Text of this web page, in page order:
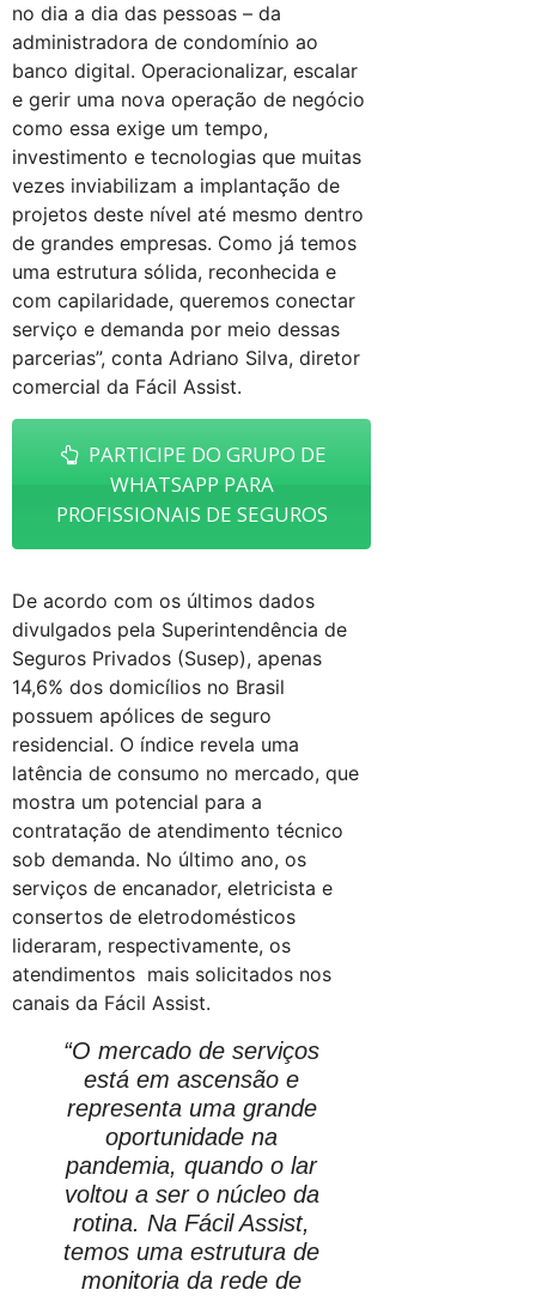
no dia a dia das pessoas – da
administradora de condomínio ao
banco digital. Operacionalizar, escalar
e gerir uma nova operação de negócio
como essa exige um tempo,
investimento e tecnologias que muitas
vezes inviabilizam a implantação de
projetos deste nível até mesmo dentro
de grandes empresas. Como já temos
uma estrutura sólida, reconhecida e
com capilaridade, queremos conectar
serviço e demanda por meio dessas
parcerias”, conta Adriano Silva, diretor
comercial da Fácil Assist.
PARTICIPE DO GRUPO DE
WHATSAPP PARA
PROFISSIONAIS DE SEGUROS
De acordo com os últimos dados
divulgados pela Superintendência de
Seguros Privados (Susep), apenas
14,6% dos domicílios no Brasil
possuem apólices de seguro
residencial. O índice revela uma
latência de consumo no mercado, que
mostra um potencial para a
contratação de atendimento técnico
sob demanda. No último ano, os
serviços de encanador, eletricista e
consertos de eletrodomésticos
lideraram, respectivamente, os
atendimentos mais solicitados nos
canais da Fácil Assist.
“O mercado de serviços
está em ascensão e
representa uma grande
oportunidade na
pandemia, quando o lar
voltou a ser o núcleo da
rotina. Na Fácil Assist,
temos uma estrutura de
monitoria da rede de